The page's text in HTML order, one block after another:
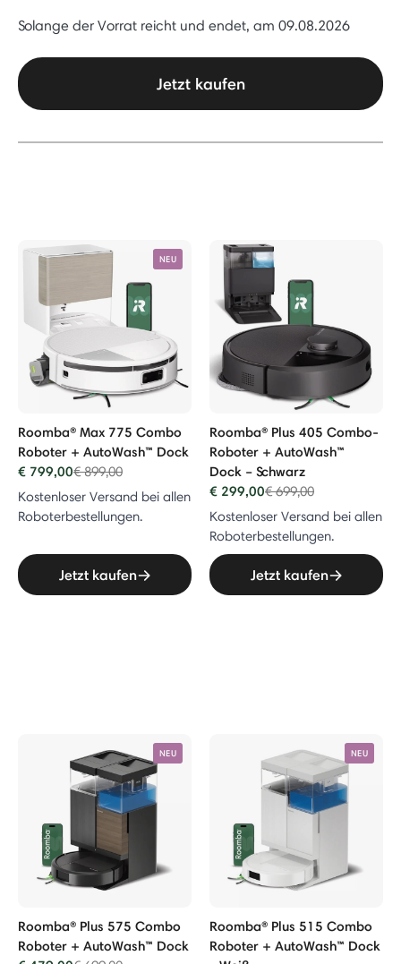
Solange der Vorrat reicht und endet, am 09.08.2026
Jetzt kaufen
NEU
Roomba® Max 775 Combo
Roboter + AutoWash™ Dock
€ 799,00Price reduced from
€ 899,00to
Kostenloser Versand bei allen
Roboterbestellungen.
Jetzt kaufen
Roomba® Plus 405 Combo-
Roboter + AutoWash™
Dock – Schwarz
€ 299,00Price reduced from
€ 699,00to
Kostenloser Versand bei allen
Roboterbestellungen.
Jetzt kaufen
NEU
Roomba® Plus 575 Combo
Roboter + AutoWash™ Dock
NEU
Roomba® Plus 515 Combo
Roboter + AutoWash™ Dock